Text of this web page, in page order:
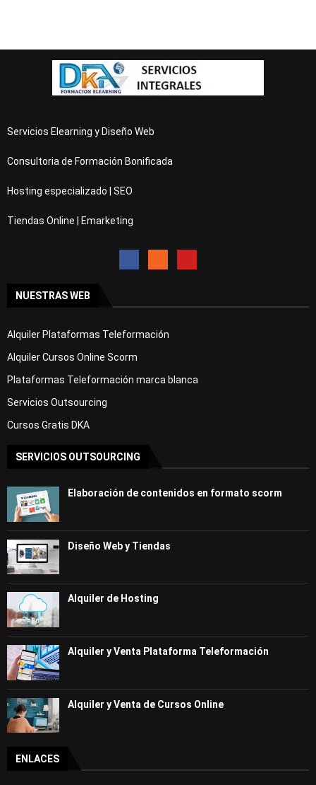
Servicios Elearning y Diseño Web
Consultoria de Formación Bonificada
Hosting especializado | SEO
Tiendas Online | Emarketing
NUESTRAS WEB
Alquiler Plataformas Teleformación
Alquiler Cursos Online Scorm
Plataformas Teleformación marca blanca
Servicios Outsourcing
Cursos Gratis DKA
SERVICIOS OUTSOURCING
Elaboración de contenidos en formato scorm
Diseño Web y Tiendas
Alquiler de Hosting
Alquiler y Venta Plataforma Teleformación
Alquiler y Venta de Cursos Online
ENLACES